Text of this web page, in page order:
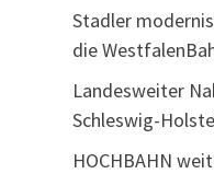
Stadler
die
Landesweiter
Schleswig-
HOCHBAHN